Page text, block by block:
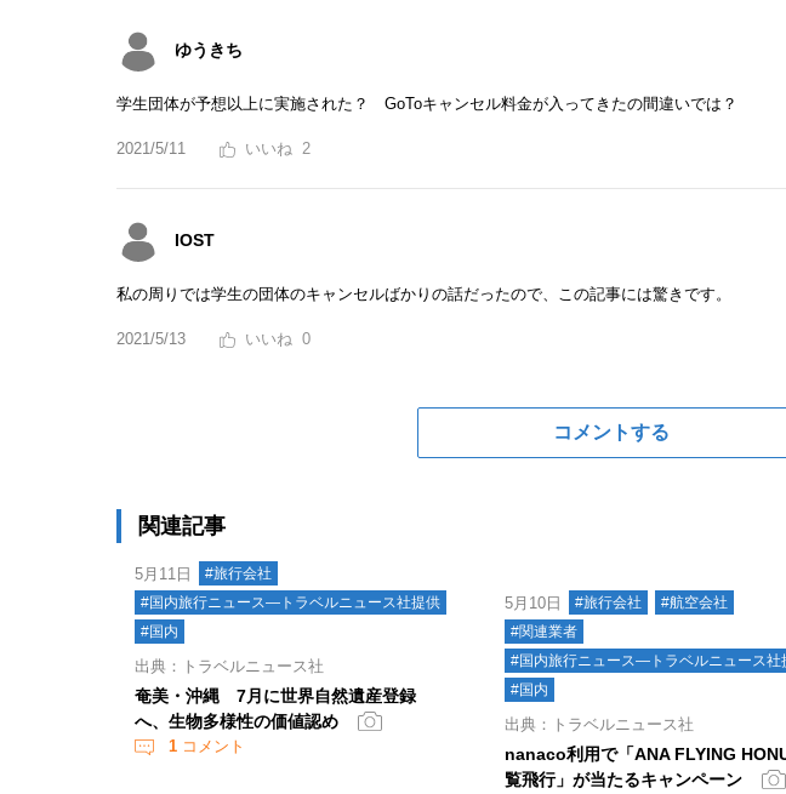
ゆうきち
学生団体が予想以上に実施された？ GoToキャンセル料金が入ってきたの間違いでは？
2021/5/11 2
IOST
私の周りでは学生の団体のキャンセルばかりの話だったので、この記事には驚きです。
2021/5/13 0
コメントする
関連記事
5月11日
#旅行会社
#国内旅行ニュース―トラベルニュース社提供
#国内
出典：トラベルニュース社
奄美・沖縄 7月に世界自然遺産登録
へ、生物多様性の価値認め
1 コメント
5月10日 #旅行会社
#航空会社
#関連業者
#国内旅行ニュース―トラベルニュース社
#国内
出典：トラベルニュース社
nanaco利用で「ANA FLYING
覧飛行」が当たるキャンペーン